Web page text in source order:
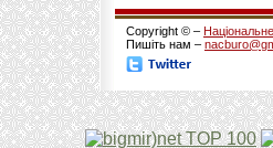
Copyright © –
Пишіть нам –